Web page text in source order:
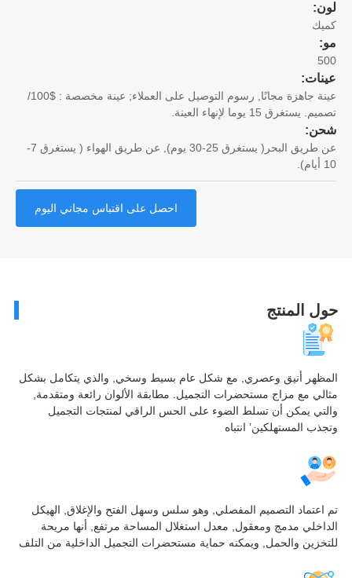
عينة جاهزة مجانًا, رسوم التوصيل على العملاء; عينة مخصصة : $100/
15 يوما لإنهاء العينة.
عن طريق البحر( يستغرق 25-30 يوم), عن طريق الهواء ( يستغرق 7-
احصل على اقتباس مجاني اليوم
المنتج
أنيق وعصري, مع شكل عام بسيط وسخي, والذي يتكامل بشكل
مع مزاج مستحضرات التجميل. مطابقة الألوان رائعة ومتقدمة,
يمكن أن تسلط الضوء على الحس الراقي لمنتجات التجميل
المستهلكين’ انتباه
التصميم المفصلي, وهو سلس وسهل الفتح والإغلاق, الهيكل
مدمج ومعقول, معدل استغلال المساحة مرتفع, أنها مريحة
والحمل, ويمكنه حماية مستحضرات التجميل الداخلية من التلف